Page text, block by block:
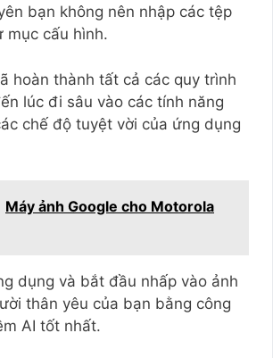
bạn không nên nhập các tệp
mục cấu hình.
hoàn thành tất cả các quy trình
lúc đi sâu vào các tính năng
chế độ tuyệt vời của ứng dụng
Máy ảnh Google cho Motorola
dụng và bắt đầu nhấp vào ảnh
thân yêu của bạn bằng công
AI tốt nhất.